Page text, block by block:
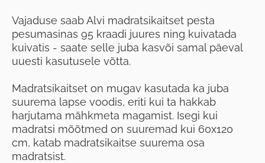
Vajaduse saab Alvi madratsikaitset pesta
pesumasinas 95 kraadi juures ning kuivatada
kuivatis - saate selle juba kasvõi samal päeval
uuesti kasutusele võtta.
Madratsikaitset on mugav kasutada ka juba
suurema lapse voodis, eriti kui ta hakkab
harjutama mähkmeta magamist. Isegi kui
madratsi mõõtmed on suuremad kui 60x120
cm, katab madratsikaitse suurema osa
madratsist.